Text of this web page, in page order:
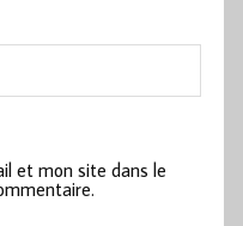
et mon site dans le